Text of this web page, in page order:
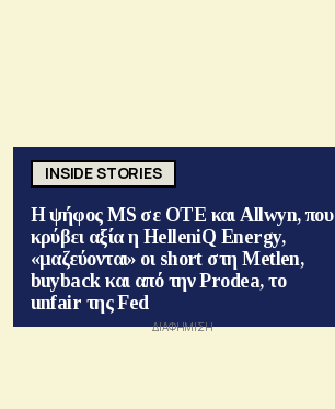
INSIDE STORIES
Η ψήφος MS σε ΟΤΕ και Allwyn, που
κρύβει αξία η HelleniQ Energy,
«μαζεύονται» οι short στη Metlen,
buyback και από την Prodea, το
unfair της Fed